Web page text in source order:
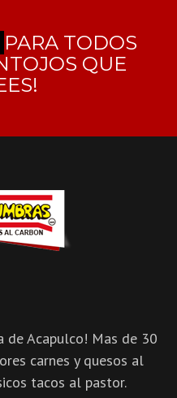
PARA TODOS
QUE
de Acapulco! Mas de 30
carnes y quesos al
tacos al pastor.